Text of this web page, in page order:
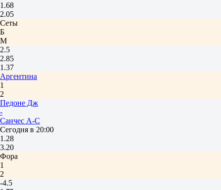
1.68
2.05
Сеты
Б
М
2.5
2.85
1.37
Аргентина
1
2
Педоне Дж
-
Санчес А-С
Сегодня в 20:00
1.28
3.20
Фора
1
2
-4.5